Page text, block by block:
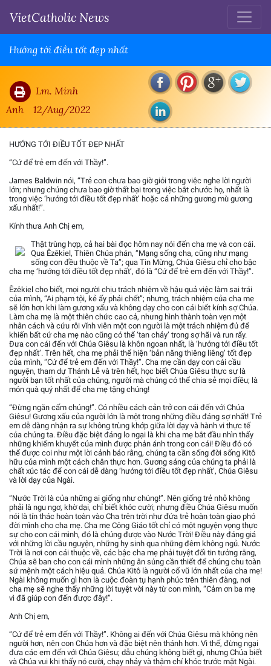
VietCatholic News
Hướng tới điều tốt đẹp nhất
Lm. Minh
Anh
12/Aug/2022
HƯỚNG TỚI ĐIỀU TỐT ĐẸP NHẤT
“Cứ để trẻ em đến với Thầy!”.
James Baldwin nói, “Trẻ con chưa bao giờ giỏi trong việc nghe lời người
lớn; nhưng chúng chưa bao giờ thất bại trong việc bắt chước họ, nhất là
trong việc ‘hướng tới điều tốt đẹp nhất’ hoặc cả những gương mù gương
xấu nhất!”.
Kính thưa Anh Chị em,
Thật trùng hợp, cả hai bài đọc hôm nay nói đến cha mẹ và con cái.
Qua Êzêkiel, Thiên Chúa phán, “Mạng sống cha, cũng như mạng
sống con đều thuộc về Ta”; qua Tin Mừng, Chúa Giêsu chỉ cho bậc
cha mẹ ‘hướng tới điều tốt đẹp nhất’, đó là “Cứ để trẻ em đến với Thầy!”.
Êzêkiel cho biết, mọi người chịu trách nhiệm về hậu quả việc làm sai trái
của mình, “Ai phạm tội, kẻ ấy phải chết”; nhưng, trách nhiệm của cha mẹ
sẽ lớn hơn khi làm gương xấu và không dạy cho con cái biết kính sợ Chúa.
Làm cha mẹ là một thiên chức cao cả, nhưng hình thành toàn vẹn một
nhân cách và cứu rỗi vĩnh viễn một con người là một trách nhiệm đủ để
khiến bất cứ cha mẹ nào cũng có thể ‘tan chảy’ trong sợ hãi và run rẩy.
Đưa con cái đến với Chúa Giêsu là khôn ngoan nhất, là ‘hướng tới điều tốt
đẹp nhất’. Trên hết, cha mẹ phải thể hiện ‘bản năng thiêng liêng’ tốt đẹp
của mình, “Cứ để trẻ em đến với Thầy!”. Cha mẹ cần dạy con cái cầu
nguyện, tham dự Thánh Lễ và trên hết, học biết Chúa Giêsu thực sự là
người bạn tốt nhất của chúng, người mà chúng có thể chia sẻ mọi điều; là
món quà quý nhất để cha mẹ tặng chúng!
“Đừng ngăn cấm chúng!”. Có nhiều cách cản trở con cái đến với Chúa
Giêsu! Gương xấu của người lớn là một trong những điều đáng sợ nhất! Trẻ
em dễ dàng nhận ra sự không trùng khớp giữa lời dạy và hành vi thực tế
của chúng ta. Điều đặc biệt đáng lo ngại là khi cha mẹ bắt đầu nhìn thấy
những khiếm khuyết của mình được phản ánh trong con cái! Điều đó có
thể được coi như một lời cảnh báo rằng, chúng ta cần sống đời sống Kitô
hữu của mình một cách chân thực hơn. Gương sáng của chúng ta phải là
chất xúc tác để con cái dễ dàng ‘hướng tới điều tốt đẹp nhất’, Chúa Giêsu
và lời dạy của Ngài.
“Nước Trời là của những ai giống như chúng!”. Nên giống trẻ nhỏ không
phải là ngu ngơ, khờ dại, chỉ biết khóc cười; nhưng điều Chúa Giêsu muốn
nói là tín thác hoàn toàn vào Cha trên trời như đứa trẻ hoàn toàn giao phó
đời mình cho cha mẹ. Cha mẹ Công Giáo tốt chỉ có một nguyện vọng thực
sự cho con cái mình, đó là chúng được vào Nước Trời! Điều này đáng giá
với những lời cầu nguyện, những hy sinh qua những đêm không ngủ. Nước
Trời là nơi con cái thuộc về, các bậc cha mẹ phải tuyệt đối tin tưởng rằng,
Chúa sẽ ban cho con cái mình những ân sủng cần thiết để chúng chu toàn
sứ mệnh một cách hiệu quả. Chúa Kitô là người cổ vũ lớn nhất của cha mẹ!
Ngài không muốn gì hơn là cuộc đoàn tụ hạnh phúc trên thiên đàng, nơi
cha mẹ sẽ nghe thấy những lời tuyệt vời này từ con mình, “Cảm ơn ba mẹ
vì đã giúp con đến được đây!”.
Anh Chị em,
“Cứ để trẻ em đến với Thầy!”. Không ai đến với Chúa Giêsu mà không nên
người hơn, nên con Chúa hơn và đặc biệt nên thánh hơn. Vì thế, đừng ngại
đưa các em đến với Chúa Giêsu; dẫu chúng không biết gì, nhưng Chúa biết
và Chúa vui khi thấy nó cười, chạy nhảy và thậm chí khóc trước mặt Ngài.